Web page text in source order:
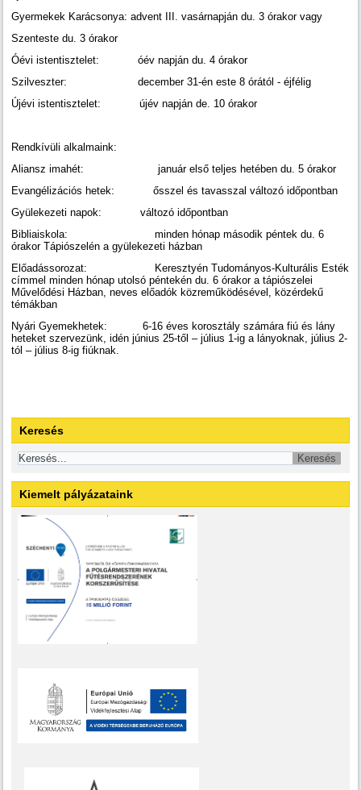
Gyermekek Karácsonya: advent III. vasárnapján du. 3 órakor vagy
Szenteste du. 3 órakor
Óévi istentisztelet: óév napján du. 4 órakor
Szilveszter: december 31-én este 8 órától - éjfélig
Újévi istentisztelet: újév napján de. 10 órakor
Rendkívüli alkalmaink:
Aliansz imahét: január első teljes hetében du. 5 órakor
Evangélizációs hetek: ősszel és tavasszal változó időpontban
Gyülekezeti napok: változó időpontban
Bibliaiskola: minden hónap második péntek du. 6
órakor Tápiószelén a gyülekezeti házban
Előadássorozat: Keresztyén Tudományos-Kulturális Esték
címmel minden hónap utolsó péntekén du. 6 órakor a tápiószelei
Művelődési Házban, neves előadók közreműködésével, közérdekű
témákban
Nyári Gyemekhetek: 6-16 éves korosztály számára fiú és lány
heteket szervezünk, idén június 25-től – július 1-ig a lányoknak, július 2-
tól – július 8-ig fiúknak.
Keresés
Kiemelt pályázataink